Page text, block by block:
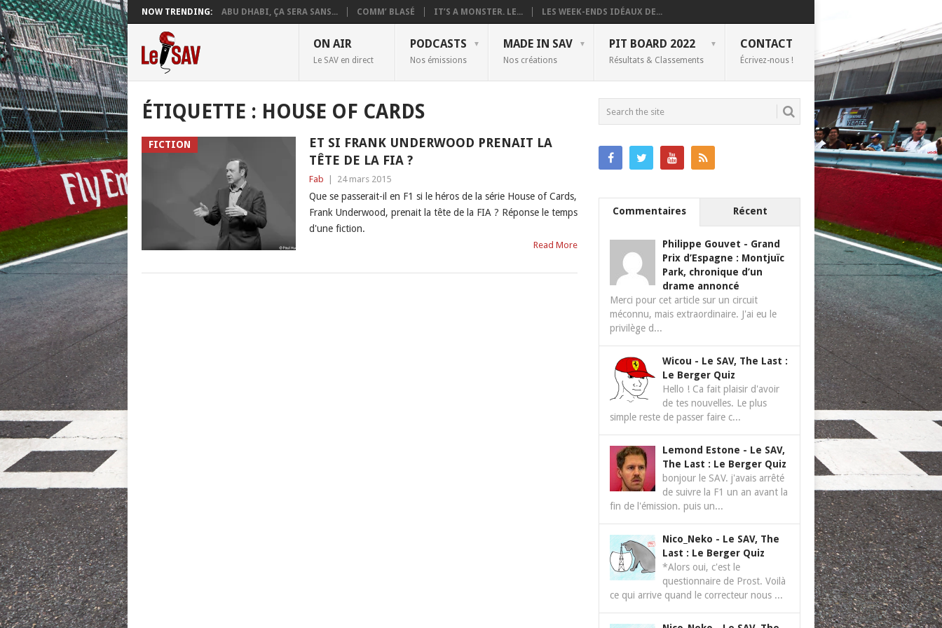
NOW TRENDING: ABU DHABI, ÇA SERA SANS... COMM’ BLASÉ IT’S A MONSTER. LE... LES WEEK-ENDS IDÉAUX DE...
ON AIR
Le SAV en direct
PODCASTS
Nos émissions
MADE IN SAV
Nos créations
PIT BOARD 2022
Résultats & Classements
CONTACT
Écrivez-nous !
ÉTIQUETTE : HOUSE OF CARDS
FICTION
ET SI FRANK UNDERWOOD PRENAIT LA
TÊTE DE LA FIA ?
Fab 24 mars 2015
Que se passerait-il en F1 si le héros de la série House of Cards,
Frank Underwood, prenait la tête de la FIA ? Réponse le temps
d'une fiction.
Read More
Commentaires Récent
Philippe Gouvet - Grand
Prix d’Espagne : Montjuïc
Park, chronique d’un
drame annoncé
Merci pour cet article sur un circuit
méconnu, mais extraordinaire. J'ai eu le
privilège d...
Wicou - Le SAV, The Last :
Le Berger Quiz
Hello ! Ca fait plaisir d'avoir
de tes nouvelles. Le plus
simple reste de passer faire c...
Lemond Estone - Le SAV,
The Last : Le Berger Quiz
bonjour le SAV. j'avais arrêté
de suivre la F1 un an avant la
fin de l'émission. puis un...
Nico_Neko - Le SAV, The
Last : Le Berger Quiz
*Alors oui, c'est le
questionnaire de Prost. Voilà
ce qui arrive quand le correcteur nous ...